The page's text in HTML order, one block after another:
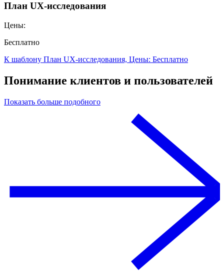
План UX-исследования
Цены:
Бесплатно
К шаблону План UX-исследования, Цены: Бесплатно
Понимание клиентов и пользователей
Показать больше подобного